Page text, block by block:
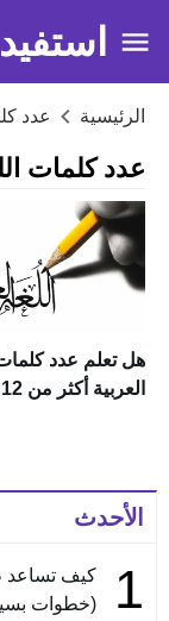
استفيد
الرئيسية عدد
عدد كلمات
هل تعلم عدد
الأحدث
1
كيف تساعد
(خطوات